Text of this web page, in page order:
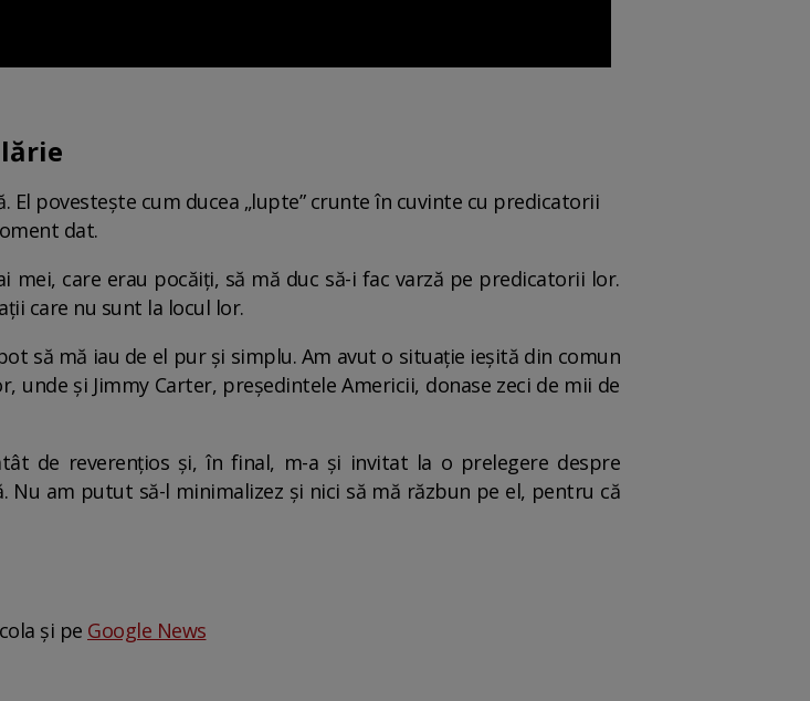
El povestește cum ducea „lupte” crunte în cuvinte cu predicatorii
dat.
mei, care erau pocăiți, să mă duc să-i fac varză pe predicatorii lor.
care nu sunt la locul lor.
să mă iau de el pur și simplu. Am avut o situație ieșită din comun
unde și Jimmy Carter, președintele Americii, donase zeci de mii de
de reverențios și, în final, m-a și invitat la o prelegere despre
Nu am putut să-l minimalizez și nici să mă răzbun pe el, pentru că
și pe Google News